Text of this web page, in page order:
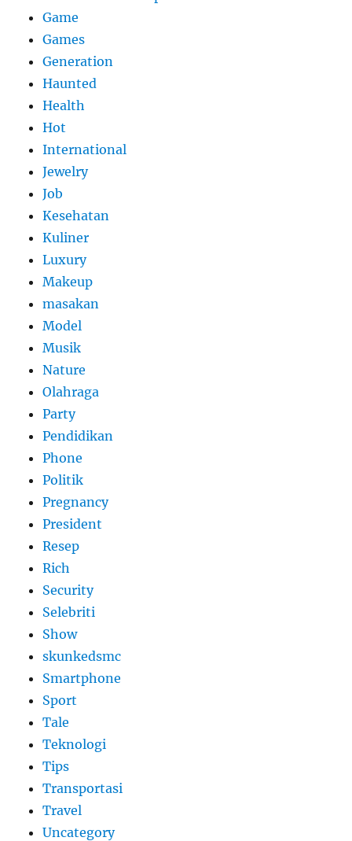
Game
Games
Generation
Haunted
Health
Hot
International
Jewelry
Job
Kesehatan
Kuliner
Luxury
Makeup
masakan
Model
Musik
Nature
Olahraga
Party
Pendidikan
Phone
Politik
Pregnancy
President
Resep
Rich
Security
Selebriti
Show
skunkedsmc
Smartphone
Sport
Tale
Teknologi
Tips
Transportasi
Travel
Uncategory